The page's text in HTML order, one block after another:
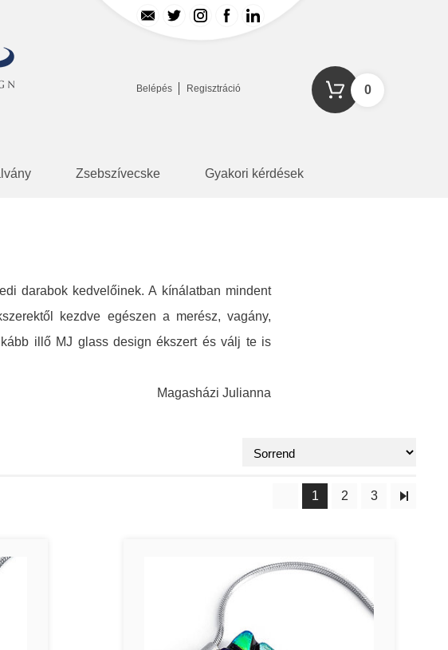
Belépés Regisztráció 0
Zsebszívecske Gyakori kérdések
darabok kedvelőinek. A kínálatban mindent
kezdve egészen a merész, vagány,
illő MJ glass design ékszert és válj te is
Magasházi Julianna
1 2 3